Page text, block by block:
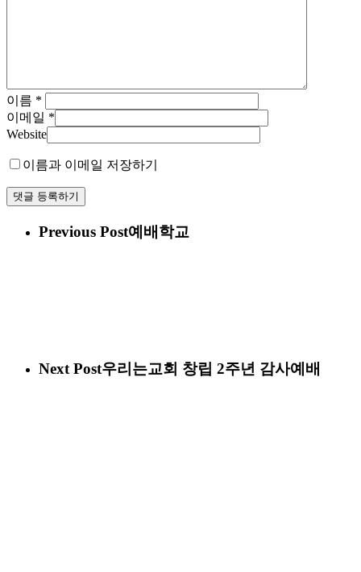
이름 *
이메일 *
Website
이름과 이메일 저장하기
Previous Post예배학교
Next Post우리는교회 창립 2주년 감사예배